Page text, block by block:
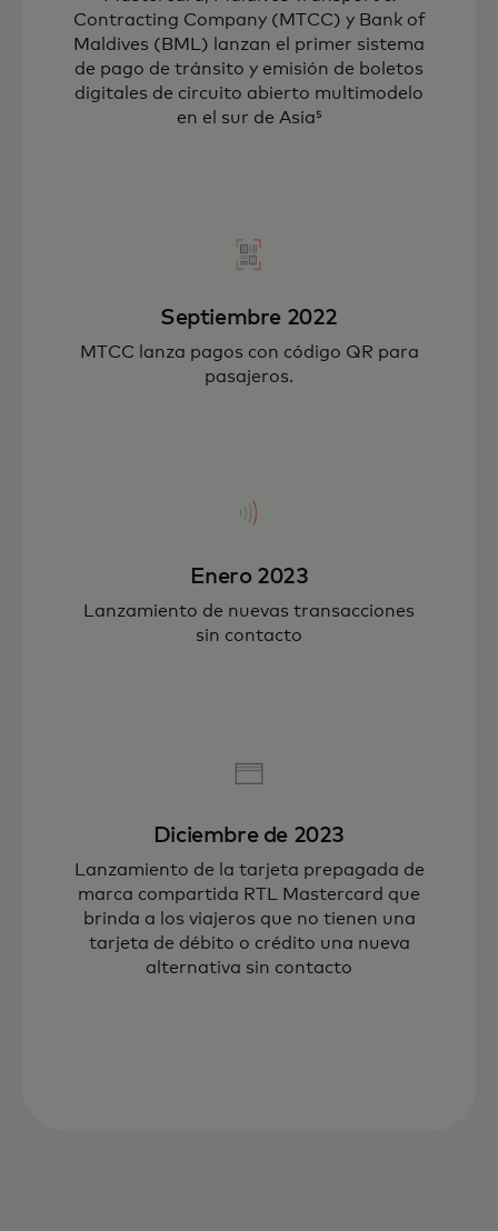
Contracting Company (MTCC) y Bank of
Maldives (BML) lanzan el primer sistema
de pago de tránsito y emisión de boletos
digitales de circuito abierto multimodelo
en el sur de Asia⁵
Septiembre 2022
MTCC lanza pagos con código QR para
pasajeros.
Enero 2023
Lanzamiento de nuevas transacciones
sin contacto
Diciembre de 2023
Lanzamiento de la tarjeta prepagada de
marca compartida RTL Mastercard que
brinda a los viajeros que no tienen una
tarjeta de débito o crédito una nueva
alternativa sin contacto